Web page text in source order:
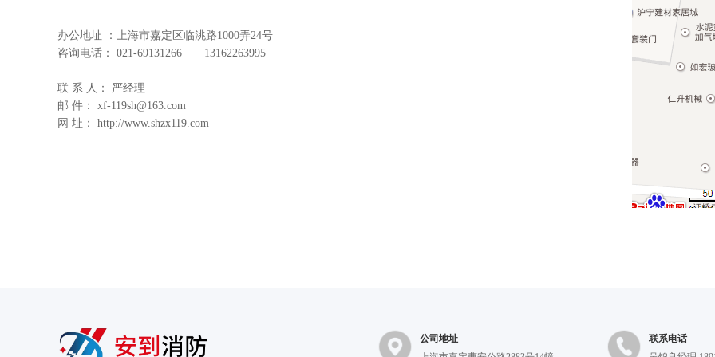
办公地址 ：上海市嘉定区临洮路1000弄24号
咨询电话： 021-69131266 13162263995
联 系 人： 严经理
邮 件： xf-119sh@163.com
网 址： http://www.shzx119.com
公司地址
联系电话